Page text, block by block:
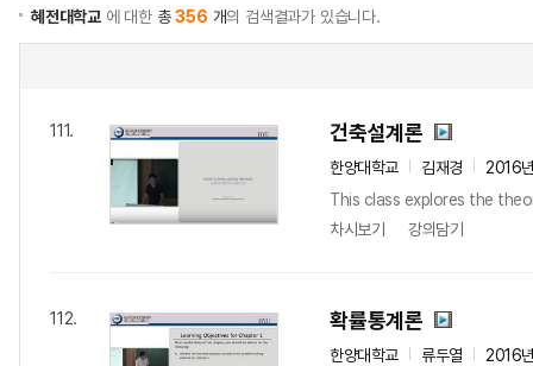
혜전대학교 에 대한 총356 개의 검색결과가 있습니다.
111. 건축설계론
한양대학교 김재경
2016
This class explores the
차시보기
강의담기
112. 확률통계론
한양대학교 류두열
2016